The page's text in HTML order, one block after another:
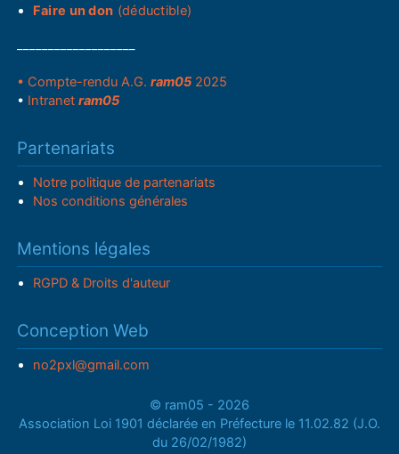
Faire un don (déductible)
• Compte-rendu A.G.ram05 2025
• Intranetram05
Partenariats
Notre politique de partenariats
Nos conditions générales
Mentions légales
RGPD & Droits d'auteur
Conception Web
no2pxl@gmail.com
© ram05 - 2026
Association Loi 1901 déclarée en Préfecture le 11.02.82 (J.O.
du 26/02/1982)